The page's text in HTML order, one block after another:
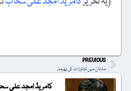
PREVIOUS
ملتان میں تجاوزات کی بھرمار
کامریڈ امجد علی